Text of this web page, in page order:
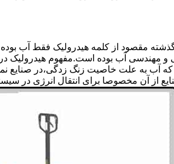
مقصود از کلمه هیدرولیک فقط آب بوده
و مهندسی آب بوده است.مفهوم هیدرولیک
آب به علت خاصیت زنگ زدگی،در صنایع
از آن مخصوصا برای انتقال انرژی در